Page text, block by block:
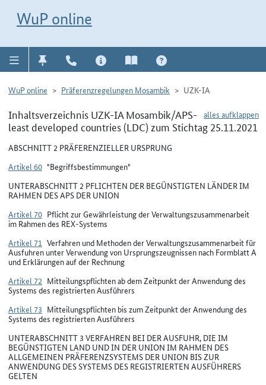
WuP online
WuP online Präferenzregelungen Mosambik UZK-IA
alles aufklappen
Inhaltsverzeichnis UZK-IA Mosambik/APS-
least developed countries (LDC) zum Stichtag 25.11.2021
ABSCHNITT 2 PRÄFERENZIELLER URSPRUNG
Artikel 60 "Begriffsbestimmungen"
UNTERABSCHNITT 2 PFLICHTEN DER BEGÜNSTIGTEN LÄNDER IM
RAHMEN DES APS DER UNION
Artikel 70 Pflicht zur Gewährleistung der Verwaltungszusammenarbeit
im Rahmen des REX-Systems
Artikel 71 Verfahren und Methoden der Verwaltungszusammenarbeit für
Ausfuhren unter Verwendung von Ursprungszeugnissen nach Formblatt A
und Erklärungen auf der Rechnung
Artikel 72 Mitteilungspflichten ab dem Zeitpunkt der Anwendung des
Systems des registrierten Ausführers
Artikel 73 Mitteilungspflichten bis zum Zeitpunkt der Anwendung des
Systems des registrierten Ausführers
UNTERABSCHNITT 3 VERFAHREN BEI DER AUSFUHR, DIE IM
BEGÜNSTIGTEN LAND UND IN DER UNION IM RAHMEN DES
ALLGEMEINEN PRÄFERENZSYSTEMS DER UNION BIS ZUR
ANWENDUNG DES SYSTEMS DES REGISTRIERTEN AUSFÜHRERS
GELTEN